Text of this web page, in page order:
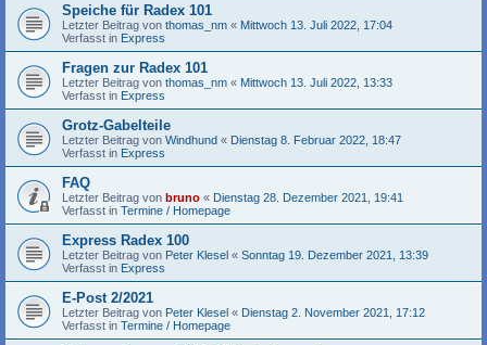
Speiche für Radex 101
Letzter Beitrag von thomas_nm « Mittwoch 13. Juli 2022, 17:04
Verfasst in Express
Fragen zur Radex 101
Letzter Beitrag von thomas_nm « Mittwoch 13. Juli 2022, 13:33
Verfasst in Express
Grotz-Gabelteile
Letzter Beitrag von Windhund « Dienstag 8. Februar 2022, 18:47
Verfasst in Express
FAQ
Letzter Beitrag von bruno « Dienstag 28. Dezember 2021, 19:41
Verfasst in Termine / Homepage
Express Radex 100
Letzter Beitrag von Peter Klesel « Sonntag 19. Dezember 2021, 13:39
Verfasst in Express
E-Post 2/2021
Letzter Beitrag von Peter Klesel « Dienstag 2. November 2021, 17:12
Verfasst in Termine / Homepage